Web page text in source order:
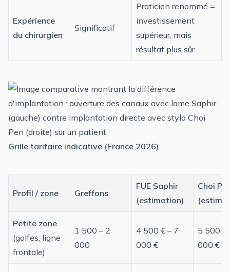
Expérience
du chirurgien
Significatif
Praticien renommé =
investissement
supérieur, mais
résultat plus sûr
Grille tarifaire indicative (France 2026)
Profil / zone Greffons
FUE Saphir
(estimation)
Choi
Petite zone
(golfes, ligne
frontale)
1 500 – 2
000
4 500 € – 7
000 €
5 500 €
000 €